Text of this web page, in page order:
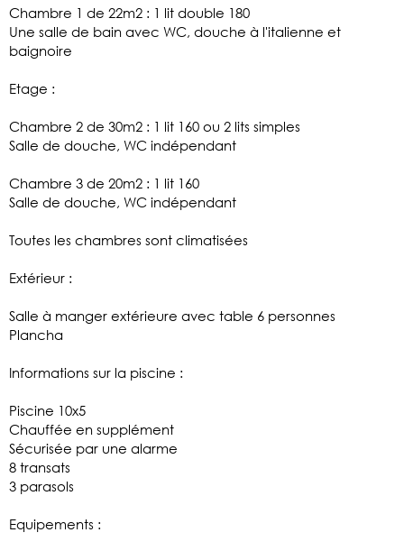
Chambre 1 de 22m2 : 1 lit double 180
Une salle de bain avec WC, douche à l'italienne et
baignoire
Etage :
Chambre 2 de 30m2 : 1 lit 160 ou 2 lits simples
Salle de douche, WC indépendant
Chambre 3 de 20m2 : 1 lit 160
Salle de douche, WC indépendant
Toutes les chambres sont climatisées
Extérieur :
Salle à manger extérieure avec table 6 personnes
Plancha
Informations sur la piscine :
Piscine 10x5
Chauffée en supplément
Sécurisée par une alarme
8 transats
3 parasols
Equipements :